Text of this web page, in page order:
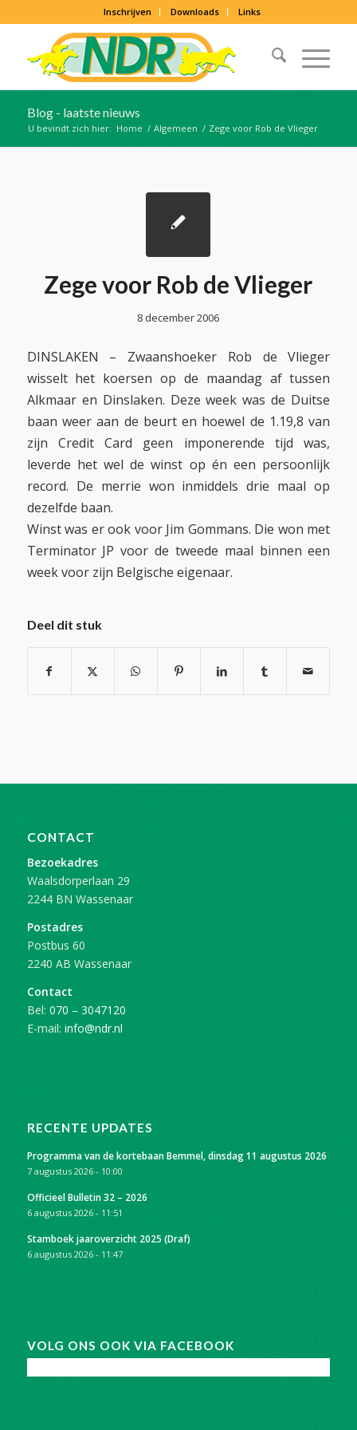
Inschrijven Downloads Links
Blog - laatste nieuws
U bevindt zich hier: Home / Algemeen / Zege voor Rob de Vlieger
Zege voor Rob de Vlieger
8 december 2006
DINSLAKEN – Zwaanshoeker Rob de Vlieger
wisselt het koersen op de maandag af tussen
Alkmaar en Dinslaken. Deze week was de Duitse
baan weer aan de beurt en hoewel de 1.19,8 van
zijn Credit Card geen imponerende tijd was,
leverde het wel de winst op én een persoonlijk
record. De merrie won inmiddels drie maal op
dezelfde baan.
Winst was er ook voor Jim Gommans. Die won met
Terminator JP voor de tweede maal binnen een
week voor zijn Belgische eigenaar.
Deel dit stuk
CONTACT
Bezoekadres
Waalsdorperlaan 29
2244 BN Wassenaar
Postadres
Postbus 60
2240 AB Wassenaar
Contact
Bel: 070 – 3047120
E-mail: info@ndr.nl
RECENTE UPDATES
Programma van de kortebaan Bemmel, dinsdag 11 augustus 2026
7 augustus 2026 - 10:00
Officieel Bulletin 32 – 2026
6 augustus 2026 - 11:51
Stamboek jaaroverzicht 2025 (Draf)
6 augustus 2026 - 11:47
VOLG ONS OOK VIA FACEBOOK